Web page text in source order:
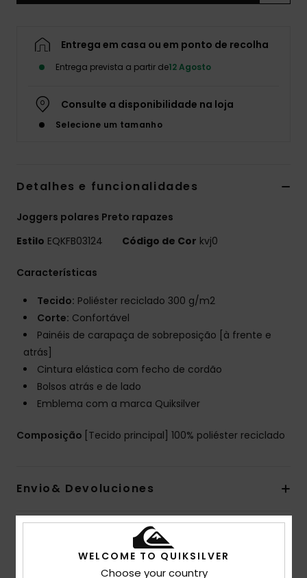
Entrega em casa ou em ponto de recolha
Entrega prevista a partir de12 Agosto
Consulte a disponibilidade na loja
Selecione um tamanho
Detalhes e funcionalidades
Joggers polares Preto rapazes
Estilo EQKFB03124 Código de Cor kvj0
Características
Tecido: Poliéster reciclado 300 g/m2
Corte: Confortável
Painéis de carapaça de sobreposição [à frente e
atrás]
Cintura elástica com fecho de cordão
Bolsos atrás e de lado
Emblema com a marca Quiksilver
Composição [Tecido principal] 100% poliéster reciclado
Envio& Devoluciones
Avaliações dos clientes
WELCOME TO QUIKSILVER
Choose your country